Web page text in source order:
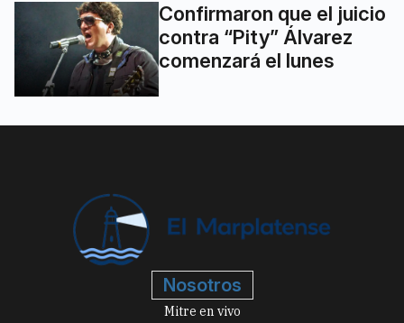
Confirmaron que el juicio
contra “Pity” Álvarez
comenzará el lunes
Nosotros
Mitre en vivo